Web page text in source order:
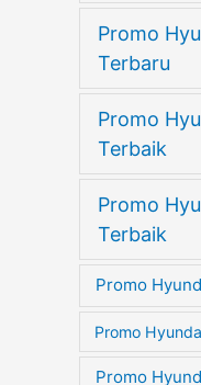
Promo
Terbaru
Promo
Terbaik
Promo
Terbaik
Promo
Promo
Promo